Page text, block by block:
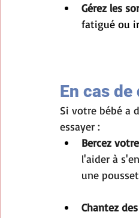
Gérez les
fatigué ou
En cas
Si votre bébé a
essayer :
Bercez
l'aider à
une
Chantez